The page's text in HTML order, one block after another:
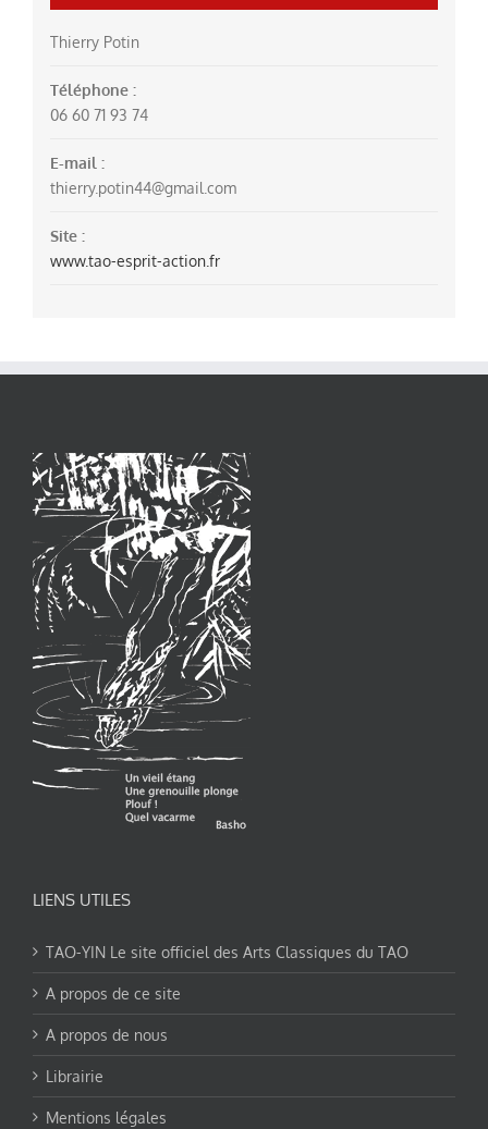
Thierry Potin
Téléphone :
06 60 71 93 74
E-mail :
thierry.potin44@gmail.com
Site :
www.tao-esprit-action.fr
LIENS UTILES
TAO-YIN Le site officiel des Arts Classiques du TAO
A propos de ce site
A propos de nous
Librairie
Mentions légales